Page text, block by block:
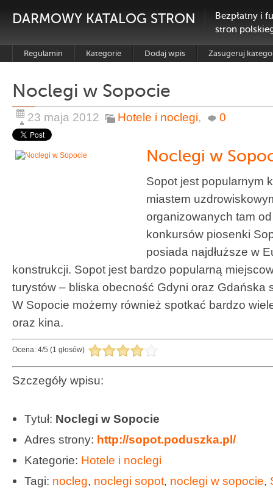
DARMOWY KATALOG STRON
Bezpłatny i
stron
Regulamin Kategorie Dodaj wpis Zasugeruj
Noclegi w Sopocie
23 maja 2012 Hotele i noclegi, 0
Noclegi w
Sopot jest popularnym
miastem
organizowanych tam
konkursów piosenki
posiada najdłuższe w
konstrukcji. Sopot jest bardzo popularną
turystów – bliska obecność Gdyni oraz Gdańska
W Sopocie możemy również spotkać bardzo
oraz kina.
Ocena: 4/5 (1 głosów)
Szczegóły wpisu:
Tytuł: Noclegi w Sopocie
Adres strony: http://sopot.poduszka.pl/
Kategorie: Hotele i noclegi
Tagi: nocleg, noclegi sopot, noclegi w sopocie,